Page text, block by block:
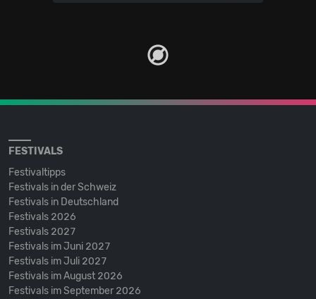
FESTIVALS
Festivaltipps
Festivals in der Schweiz
Festivals in Deutschland
Festivals 2026
Festivals 2027
Festivals im Juni 2027
Festivals im Juli 2027
Festivals im August 2026
Festivals im September 2026